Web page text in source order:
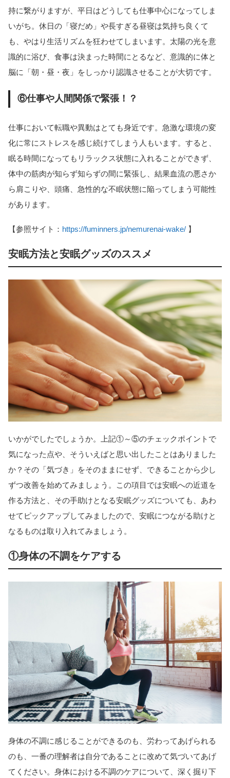
持に繋がりますが、平日はどうしても仕事中心になってしま
いがち。休日の「寝だめ」や長すぎる昼寝は気持ち良くて
も、やはり生活リズムを狂わせてしまいます。太陽の光を意
識的に浴び、食事は決まった時間にとるなど、意識的に体と
脳に「朝・昼・夜」をしっかり認識させることが大切です。
⑥仕事や人間関係で緊張！？
仕事において転職や異動はとても身近です。急激な環境の変
化に常にストレスを感じ続けてしまう人もいます。すると、
眠る時間になってもリラックス状態に入れることができず、
体中の筋肉が知らず知らずの間に緊張し、結果血流の悪さか
ら肩こりや、頭痛、急性的な不眠状態に陥ってしまう可能性
があります。
【参照サイト： https://fuminners.jp/nemurenai-wake/ 】
安眠方法と安眠グッズのススメ
いかがでしたでしょうか。上記①～⑤のチェックポイントで
気になった点や、そういえばと思い出したことはありました
か？その「気づき」をそのままにせず、できることから少し
ずつ改善を始めてみましょう。この項目では安眠への近道を
作る方法と、その手助けとなる安眠グッズについても、あわ
せてピックアップしてみましたので、安眠につながる助けと
なるものは取り入れてみましょう。
①身体の不調をケアする
身体の不調に感じることができるのも、労わってあげられる
のも、一番の理解者は自分であることに改めて気づいてあげ
てください。身体における不調のケアについて、深く掘り下